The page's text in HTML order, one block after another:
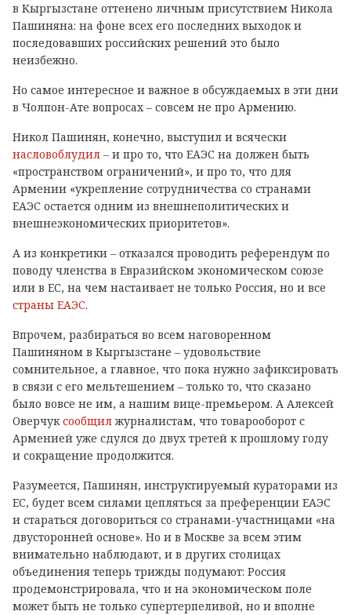
в Кыргызстане оттенено личным присутствием Никола
Пашиняна: на фоне всех его последних выходок и
последовавших российских решений это было
неизбежно.
Но самое интересное и важное в обсуждаемых в эти дни
в Чолпон-Ате вопросах – совсем не про Армению.
Никол Пашинян, конечно, выступил и всячески
насловоблудил – и про то, что ЕАЭС на должен быть
«пространством ограничений», и про то, что для
Армении «укрепление сотрудничества со странами
ЕАЭС остается одним из внешнеполитических и
внешнеэкономических приоритетов».
А из конкретики – отказался проводить референдум по
поводу членства в Евразийском экономическом союзе
или в ЕС, на чем настаивает не только Россия, но и все
страны ЕАЭС.
Впрочем, разбираться во всем наговоренном
Пашиняном в Кыргызстане – удовольствие
сомнительное, а главное, что пока нужно зафиксировать
в связи с его мельтешением – только то, что сказано
было вовсе не им, а нашим вице-премьером. А Алексей
Оверчуксообщилжурналистам, что товарооборот с
Арменией уже сдулся до двух третей к прошлому году
и сокращение продолжится.
Разумеется, Пашинян, инструктируемый кураторами из
ЕС, будет всем силами цепляться за преференции ЕАЭС
и стараться договориться со странами-участницами «на
двусторонней основе». Но и в Москве за всем этим
внимательно наблюдают, и в других столицах
объединения теперь трижды подумают: Россия
продемонстрировала, что и на экономическом поле
может быть не только супертерпеливой, но и вполне